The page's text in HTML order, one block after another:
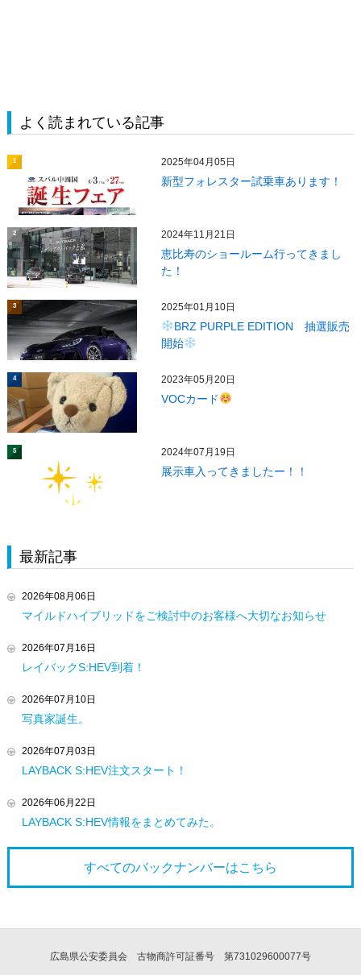
よく読まれている記事
1 2025年04月05日
新型フォレスター試乗車あります！
2 2024年11月21日
恵比寿のショールーム行ってきまし
た！
3 2025年01月10日
BRZ PURPLE EDITION 抽選販売
開始
4 2023年05月20日
VOCカード
5 2024年07月19日
展示車入ってきましたー！！
最新記事
2026年08月06日
マイルドハイブリッドをご検討中のお客様へ大切なお知らせ
2026年07月16日
レイバックS:HEV到着！
2026年07月10日
写真家誕生。
2026年07月03日
LAYBACK S:HEV注文スタート！
2026年06月22日
LAYBACK S:HEV情報をまとめてみた。
すべてのバックナンバーはこちら
広島県公安委員会 古物商許可証番号 第731029600077号